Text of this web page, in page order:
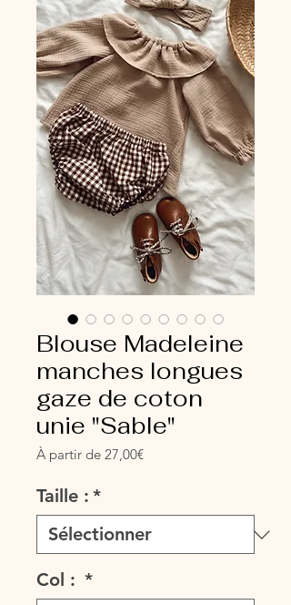
Blouse Madeleine
manches longues
gaze de coton
unie "Sable"
À partir de 27,00€Prix
Taille : *
Col : *